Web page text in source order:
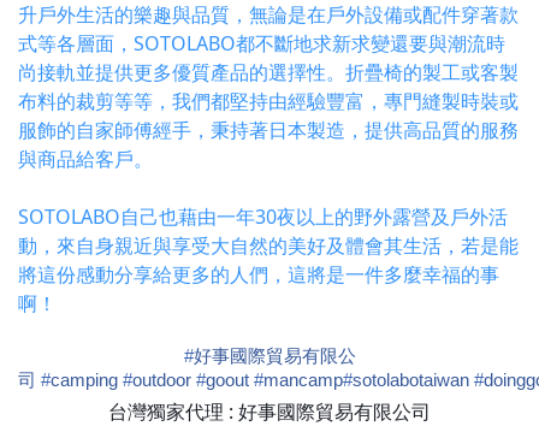
升戶外生活的樂趣與品質，無論是在戶外設備或配件穿著款
式等各層面，SOTOLABO都不斷地求新求變還要與潮流時
尚接軌並提供更多優質產品的選擇性。折疊椅的製工或客製
布料的裁剪等等，我們都堅持由經驗豐富，專門縫製時裝或
服飾的自家師傅經手，秉持著日本製造，提供高品質的服務
與商品給客戶。
SOTOLABO自己也藉由一年30夜以上的野外露營及戶外活
動，來自身親近與享受大自然的美好及體會其生活，若是能
將這份感動分享給更多的人們，這將是一件多麼幸福的事
啊！
#‎好事國際貿易有限公
司 #‎camping #‎outdoor #‎goout #‎mancamp#‎sotolabotaiwan #‎
台灣獨家代理 : 好事國際貿易有限公司